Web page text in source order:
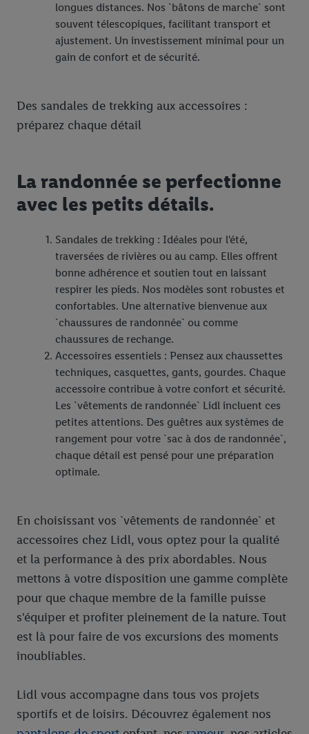
longues distances. Nos `bâtons de marche` sont
souvent télescopiques, facilitant transport et
ajustement. Un investissement minimal pour un
gain de confort et de sécurité.
Des sandales de trekking aux accessoires :
préparez chaque détail
La randonnée se perfectionne
avec les petits détails.
Sandales de trekking : Idéales pour l'été,
traversées de rivières ou au camp. Elles offrent
bonne adhérence et soutien tout en laissant
respirer les pieds. Nos modèles sont robustes et
confortables. Une alternative bienvenue aux
`chaussures de randonnée` ou comme
chaussures de rechange.
Accessoires essentiels : Pensez aux chaussettes
techniques, casquettes, gants, gourdes. Chaque
accessoire contribue à votre confort et sécurité.
Les `vêtements de randonnée` Lidl incluent ces
petites attentions. Des guêtres aux systèmes de
rangement pour votre `sac à dos de randonnée`,
chaque détail est pensé pour une préparation
optimale.
En choisissant vos `vêtements de randonnée` et
accessoires chez Lidl, vous optez pour la qualité
et la performance à des prix abordables. Nous
mettons à votre disposition une gamme complète
pour que chaque membre de la famille puisse
s'équiper et profiter pleinement de la nature. Tout
est là pour faire de vos excursions des moments
inoubliables.
Lidl vous accompagne dans tous vos projets
sportifs et de loisirs. Découvrez également nos